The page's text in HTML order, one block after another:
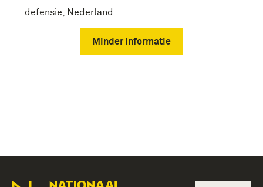
defensie Nederland
Minder informatie